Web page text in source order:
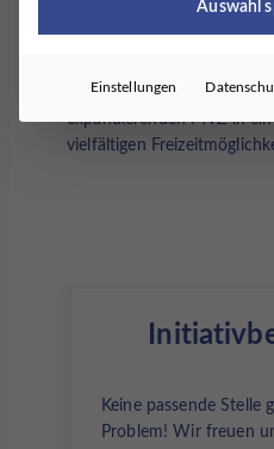
zeigen, Verantwortung zu
breitgefächertes
expandierenden MVZ in
vielfältigen
Keine passende Stelle
Problem! Wir freuen
Auswahl
Einstellungen